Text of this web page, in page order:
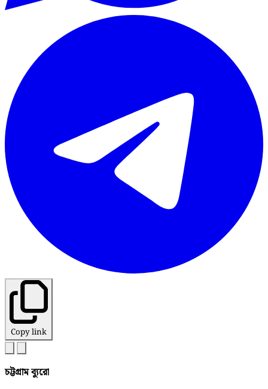
Copy link
চট্টগ্রাম ব্যুরো